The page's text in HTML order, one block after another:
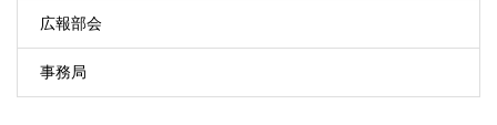
広報部会
事務局